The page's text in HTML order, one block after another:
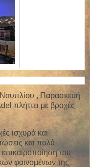
Ναυπλίου , Παρασκευή
πλήττει με βροχές
ισχυρά και
και πολύ
του
φαινομένων της